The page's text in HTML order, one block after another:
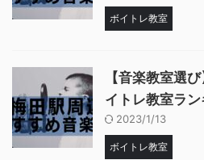
ボイトレ教室
【音楽教室選
イトレ教室ラ
2023/1/13
ボイトレ教室